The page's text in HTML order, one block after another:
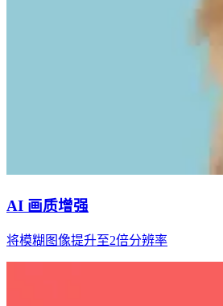
AI 画质增强
将模糊图像提升至2倍分辨率